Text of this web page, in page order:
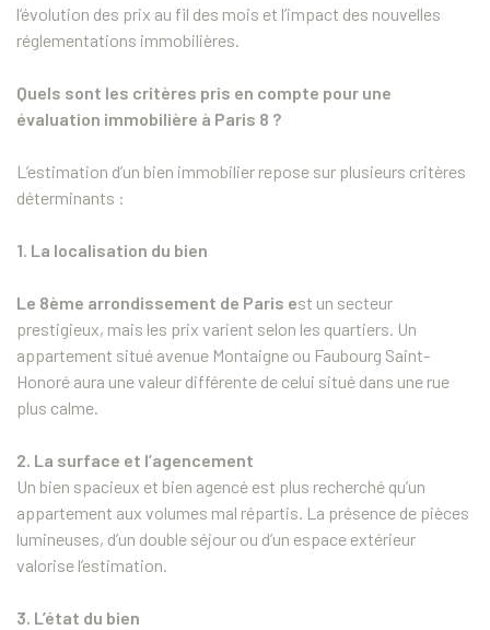
l’évolution des prix au fil des mois et l’impact des nouvelles
réglementations immobilières.
Quels sont les critères pris en compte pour une
évaluation immobilière à Paris 8 ?
L’estimation d’un bien immobilier repose sur plusieurs critères
déterminants :
1. La localisation du bien
Le 8ème arrondissement de Paris est un secteur
prestigieux, mais les prix varient selon les quartiers. Un
appartement situé avenue Montaigne ou Faubourg Saint-
Honoré aura une valeur différente de celui situé dans une rue
plus calme.
2. La surface et l’agencement
Un bien spacieux et bien agencé est plus recherché qu’un
appartement aux volumes mal répartis. La présence de pièces
lumineuses, d’un double séjour ou d’un espace extérieur
valorise l’estimation.
3. L’état du bien